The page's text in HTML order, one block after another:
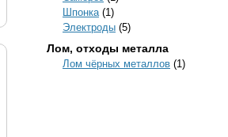
Шпонка (1)
Электроды (5)
Лом, отходы металла
Лом чёрных металлов (1)